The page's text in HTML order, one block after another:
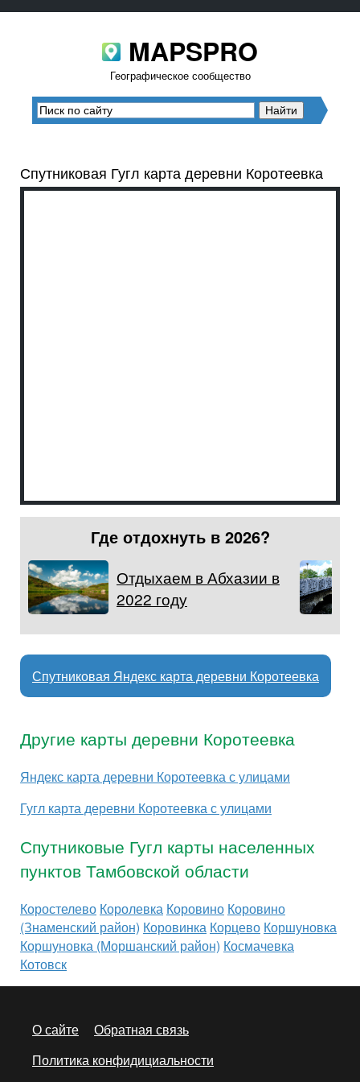
MAPSPRO
Географическое сообщество
Спутниковая Гугл карта деревни Коротеевка
Где отдохнуть в 2026?
Отдыхаем в Абхазии в
2022 году
Спутниковая Яндекс карта деревни Коротеевка
Другие карты деревни Коротеевка
Яндекс карта деревни Коротеевка с улицами
Гугл карта деревни Коротеевка с улицами
Спутниковые Гугл карты населенных
пунктов Тамбовской области
Коростелево Королевка Коровино Коровино
(Знаменский район) Коровинка Корцево Коршуновка
Коршуновка (Моршанский район) Космачевка
Котовск
О сайте
Обратная связь
Политика конфидициальности